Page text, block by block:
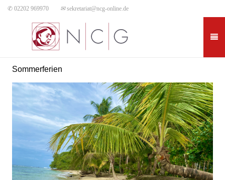
✆ 02202 969970 ✉sekretariat@ncg-online.de
Sommerferien